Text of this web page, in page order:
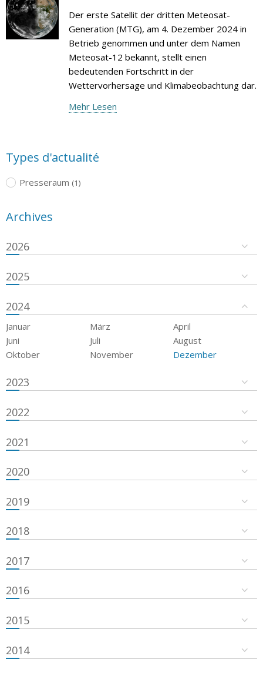
Der erste Satellit der dritten Meteosat-
Generation (MTG), am 4. Dezember 2024 in
Betrieb genommen und unter dem Namen
Meteosat-12 bekannt, stellt einen
bedeutenden Fortschritt in der
Wettervorhersage und Klimabeobachtung dar.
Mehr Lesen
Types d'actualité
Presseraum (1)
Archives
2026
2025
2024
Januar März
April
Juni
Juli
August
Oktober
November Dezember
2023
2022
2021
2020
2019
2018
2017
2016
2015
2014